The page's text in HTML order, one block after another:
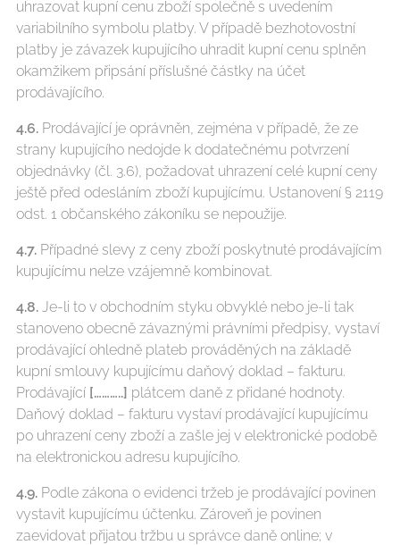
uhrazovat kupní cenu zboží společně s uvedením
variabilního symbolu platby. V případě bezhotovostní
platby je závazek kupujícího uhradit kupní cenu splněn
okamžikem připsání příslušné částky na účet
prodávajícího.
4.6. Prodávající je oprávněn, zejména v případě, že ze
strany kupujícího nedojde k dodatečnému potvrzení
objednávky (čl. 3.6), požadovat uhrazení celé kupní ceny
ještě před odesláním zboží kupujícímu. Ustanovení § 2119
odst. 1 občanského zákoníku se nepoužije.
4.7. Případné slevy z ceny zboží poskytnuté prodávajícím
kupujícímu nelze vzájemně kombinovat.
4.8. Je-li to v obchodním styku obvyklé nebo je-li tak
stanoveno obecně závaznými právními předpisy, vystaví
prodávající ohledně plateb prováděných na základě
kupní smlouvy kupujícímu daňový doklad – fakturu.
Prodávající [………..] plátcem daně z přidané hodnoty.
Daňový doklad – fakturu vystaví prodávající kupujícímu
po uhrazení ceny zboží a zašle jej v elektronické podobě
na elektronickou adresu kupujícího.
4.9. Podle zákona o evidenci tržeb je prodávající povinen
vystavit kupujícímu účtenku. Zároveň je povinen
zaevidovat přijatou tržbu u správce daně online; v